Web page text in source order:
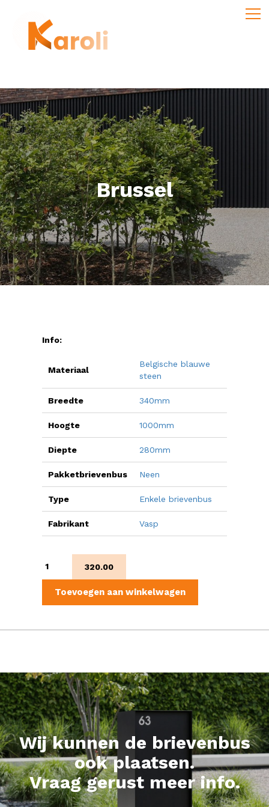
Brussel
Info:
Materiaal
Belgische blauwe
steen
Breedte 340mm
Hoogte 1000mm
Diepte 280mm
Pakketbrievenbus Neen
Type Enkele brievenbus
Fabrikant Vasp
aantal
320.00
Toevoegen aan winkelwagen
Wij kunnen de brievenbus
ook plaatsen.
Vraag gerust meer info.